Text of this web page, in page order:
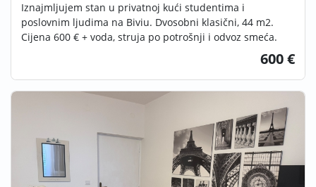
Iznajmljujem stan u privatnoj kući studentima i
poslovnim ljudima na Biviu. Dvosobni klasični, 44 m2.
Cijena 600 € + voda, struja po potrošnji i odvoz smeća.
600 €